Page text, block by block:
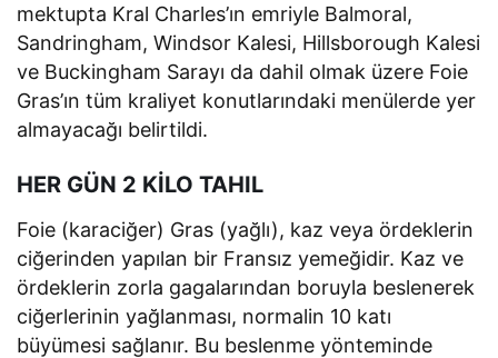
mektupta Kral Charles’ın emriyle Balmoral,
Sandringham, Windsor Kalesi, Hillsborough Kalesi
ve Buckingham Sarayı da dahil olmak üzere Foie
Gras’ın tüm kraliyet konutlarındaki menülerde yer
almayacağı belirtildi.
HER GÜN 2 KİLO TAHIL
Foie (karaciğer) Gras (yağlı), kaz veya ördeklerin
ciğerinden yapılan bir Fransız yemeğidir. Kaz ve
ördeklerin zorla gagalarından boruyla beslenerek
ciğerlerinin yağlanması, normalin 10 katı
büyümesi sağlanır. Bu beslenme yönteminde